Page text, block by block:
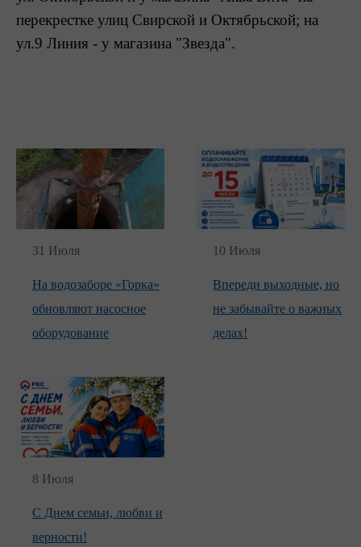
перекрестке улиц Свирской и Октябрьской; на
ул.9 Линия - у магазина "Звезда".
31 Июля
На водозаборе «Горка»
обновляют насосное
оборудование
10 Июля
Впереди выходные, но
не забывайте о важных
делах!
8 Июля
С Днем семьи, любви и
верности!